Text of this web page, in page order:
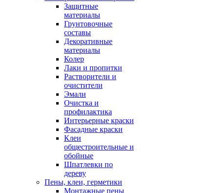
Защитные
материалы
Грунтовочные
составы
Декоративные
материалы
Колер
Лаки и пропитки
Растворители и
очистители
Эмали
Очистка и
профилактика
Интерьерные краски
Фасадные краски
Клеи
общестроительные и
обойные
Шпатлевки по
дереву
Пены, клеи, герметики
Монтажные пены